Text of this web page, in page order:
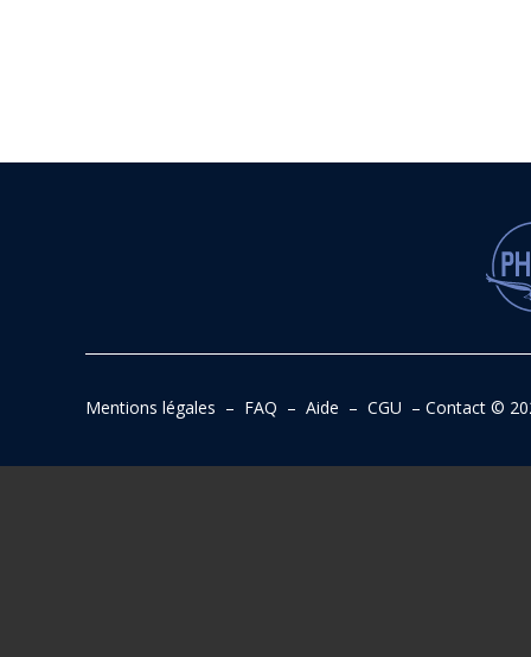
Mentions légales – FAQ – Aide – CGU – Contact©